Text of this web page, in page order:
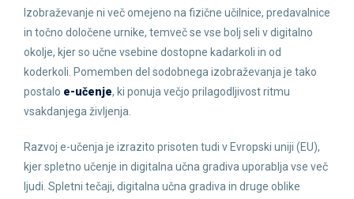
Izobraževanje ni več omejeno na fizične učilnice, predavalnice
in točno določene urnike, temveč se vse bolj seli v digitalno
okolje, kjer so učne vsebine dostopne kadarkoli in od
koderkoli. Pomemben del sodobnega izobraževanja je tako
postalo e-učenje, ki ponuja večjo prilagodljivost ritmu
vsakdanjega življenja.
Razvoj e-učenja je izrazito prisoten tudi v Evropski uniji (EU),
kjer spletno učenje in digitalna učna gradiva uporablja vse več
ljudi. Spletni tečaji, digitalna učna gradiva in druge oblike